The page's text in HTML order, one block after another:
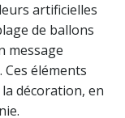
artificielles
de ballons
message
Ces éléments
décoration, en